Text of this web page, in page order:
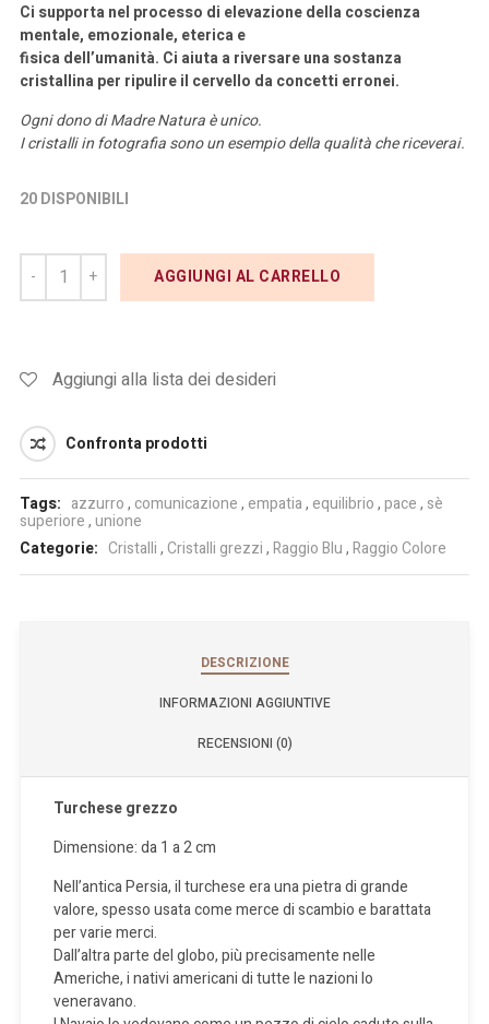
Ci supporta nel processo di elevazione della coscienza
mentale, emozionale, eterica e
fisica dell’umanità. Ci aiuta a riversare una sostanza
cristallina per ripulire il cervello da concetti erronei.
Ogni dono di Madre Natura è unico.
I cristalli in fotografia sono un esempio della qualità che riceverai.
20 DISPONIBILI
AGGIUNGI AL CARRELLO
Aggiungi alla lista dei desideri
Confronta prodotti
Tags: azzurro, comunicazione, empatia, equilibrio,pace, sè
superiore,unione
Categorie: Cristalli,Cristalli grezzi,Raggio Blu,Raggio Colore
DESCRIZIONE
INFORMAZIONI AGGIUNTIVE
RECENSIONI (0)
Turchese grezzo
Dimensione: da 1 a 2 cm
Nell’antica Persia, il turchese era una pietra di grande
valore, spesso usata come merce di scambio e barattata
per varie merci.
Dall’altra parte del globo, più precisamente nelle
Americhe, i nativi americani di tutte le nazioni lo
veneravano.